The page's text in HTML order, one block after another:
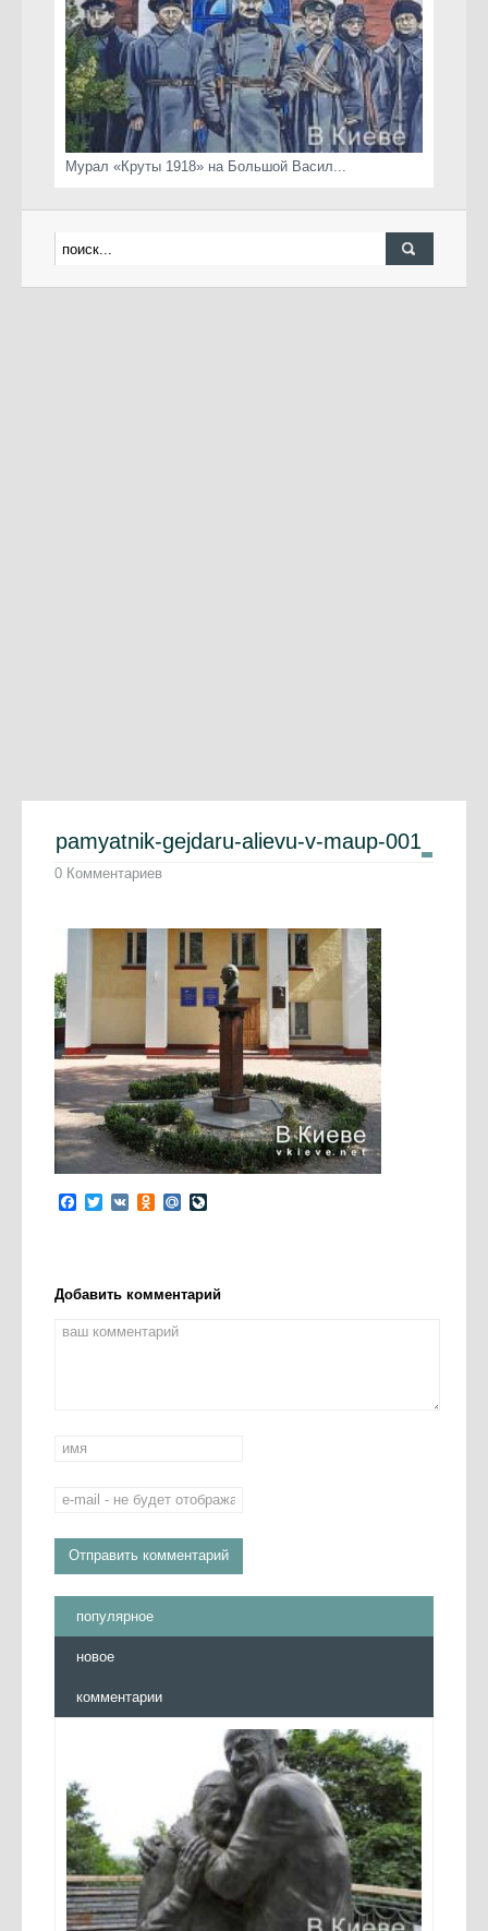
Мурал «Круты 1918» на Большой Васил...
pamyatnik-gejdaru-alievu-v-maup-001
0 Комментариев
Facebook
Twitter
VK Odnoklassniki
Mail.Ru
Добавить комментарий
популярное
новое
комментарии